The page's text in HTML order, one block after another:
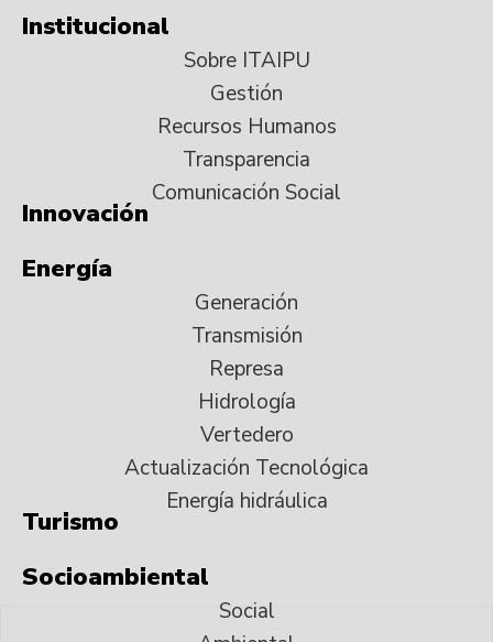
Institucional
Sobre ITAIPU
Gestión
Recursos Humanos
Transparencia
Comunicación Social
Innovación
Energía
Generación
Transmisión
Represa
Hidrología
Vertedero
Actualización Tecnológica
Energía hidráulica
Turismo
Socioambiental
Social